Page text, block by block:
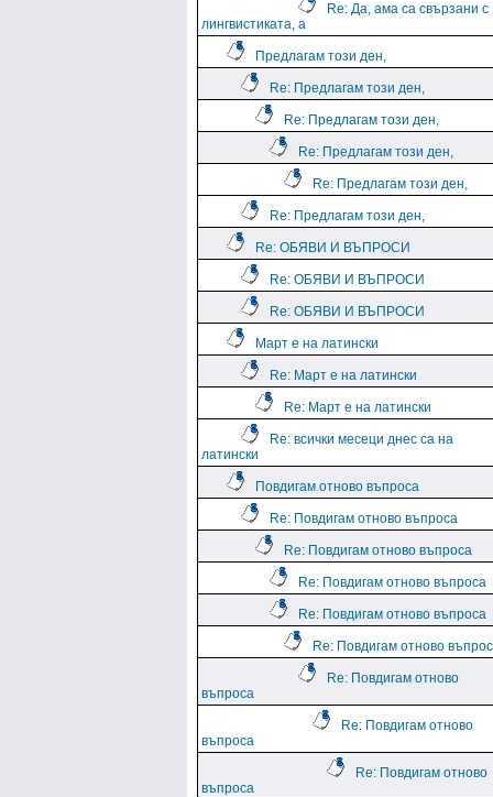
Re: Да, ама са свързани с
лингвистиката, а
Предлагам този ден,
Re: Предлагам този ден,
Re: Предлагам този ден,
Re: Предлагам този ден,
Re: Предлагам този ден,
Re: Предлагам този ден,
Re: ОБЯВИ И ВЪПРОСИ
Re: ОБЯВИ И ВЪПРОСИ
Re: ОБЯВИ И ВЪПРОСИ
Март е на латински
Re: Март е на латински
Re: Март е на латински
Re: всички месеци днес са на
латински
Повдигам отново въпроса
Re: Повдигам отново въпроса
Re: Повдигам отново въпроса
Re: Повдигам отново въпроса
Re: Повдигам отново въпроса
Re: Повдигам отново
Re: Повдигам отново
въпроса
Re: Повдигам отново
въпроса
Re: Повдигам отново
въпроса